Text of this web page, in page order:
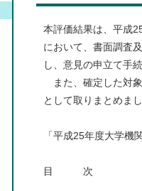
本評価結果は、平成
において、書面調査
し、意見の申立て手
また、確定した対象
として取りまとめまし
「平成25年度大学機
目 次